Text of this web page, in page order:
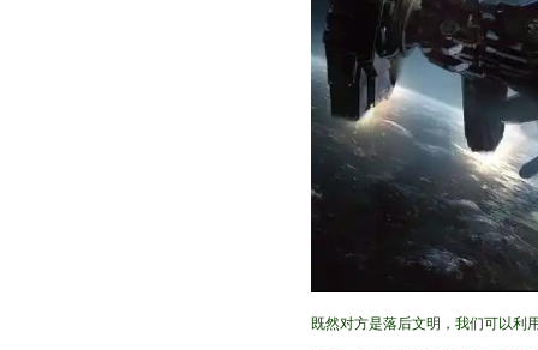
既然对方是落后文明，我们可以利